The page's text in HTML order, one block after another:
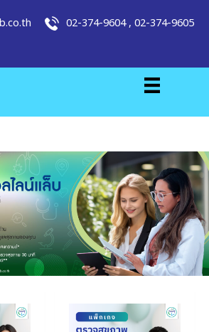
02-374-9604, 02-374-9605